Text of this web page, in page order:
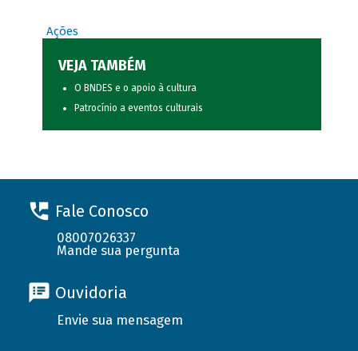
Ações
VEJA TAMBÉM
O BNDES e o apoio à cultura
Patrocínio a eventos culturais
Fale Conosco
08007026337
Mande sua pergunta
Ouvidoria
Envie sua mensagem